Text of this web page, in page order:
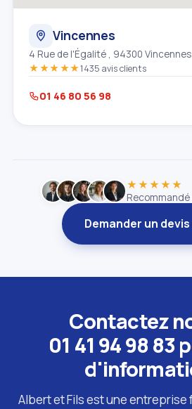
Vincennes
4 Rue de l'Égalité , 94300 Vincennes
★★★★★1435 avis clients
01 46 80 56 98
★★★★★
Recommandé
Demander un
Contactez
01 41 94 98 83
Albert et Fils est une